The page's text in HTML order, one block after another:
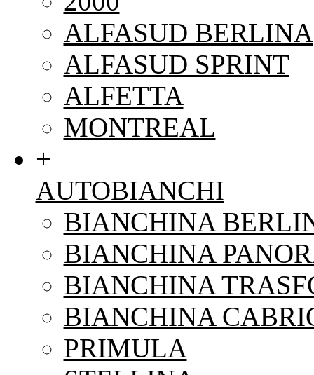
ALFASUD BERLINA
ALFASUD SPRINT
ALFETTA
MONTREAL
+
AUTOBIANCHI
BIANCHINA
BIANCHINA
BIANCHINA
BIANCHINA
PRIMULA